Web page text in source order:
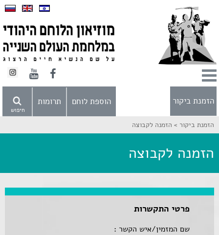
הזמנת ביקור
חיפוש
הוספת לוחם תרומות
הזמנת ביקור > הזמנה לקבוצה
הזמנה לקבוצה
פרטי התקשרות
שם המזמין/איש הקשר :